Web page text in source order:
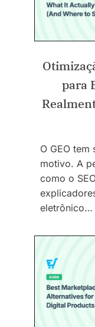
para
O GEO
motivo. A
como o
eletrônico…